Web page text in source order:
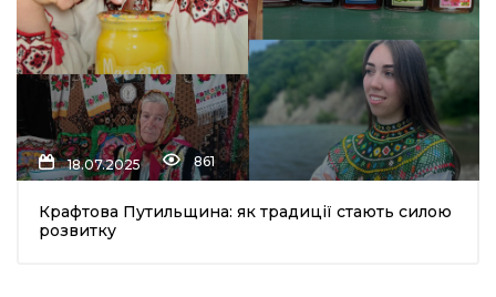
вісті
18.07.2025 861
Крафтова Путильщина: як традиції стають силою
розвитку